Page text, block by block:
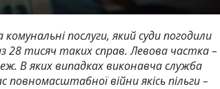
послуги, який суди погодили
28 тисяч таких справ. Левова частка –
В яких випадках виконавча служба
війни якісь пільги –